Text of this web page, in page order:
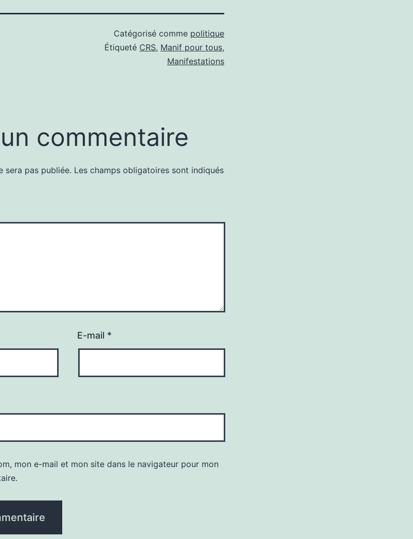
Catégorisé comme politique
Étiqueté CRS, Manif pour tous,
Manifestations
commentaire
sera pas publiée. Les champs obligatoires sont indiqués
E-mail *
mon e-mail et mon site dans le navigateur pour mon